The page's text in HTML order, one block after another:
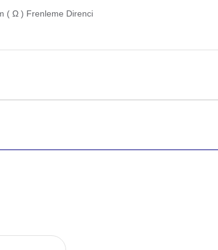
( Ω ) Frenleme Direnci
ederiz.